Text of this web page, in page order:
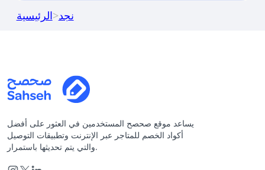
الرئيسية>نجد
يساعد موقع صحصح المستخدمين في العثور على أفضل
أكواد الخصم للمتاجر عبر الإنترنت وتطبيقات التوصيل
والتي يتم تحديثها باستمرار.